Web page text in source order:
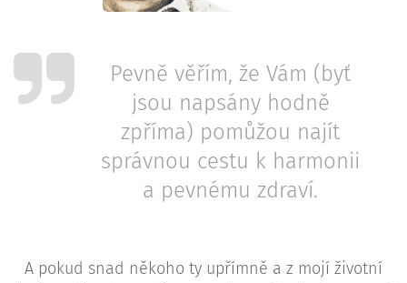
Pevně věřím, že Vám (byť
jsou napsány hodně
zpříma) pomůžou najít
správnou cestu k harmonii
a pevnému zdraví.
A pokud snad někoho ty upřímně a z mojí životní